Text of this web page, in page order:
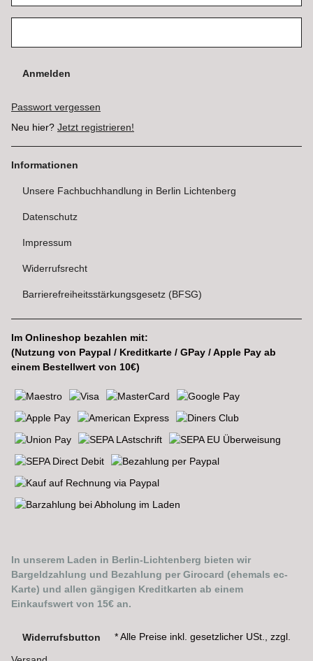
Anmelden
Passwort vergessen
Neu hier? Jetzt registrieren!
Informationen
Unsere Fachbuchhandlung in Berlin Lichtenberg
Datenschutz
Impressum
Widerrufsrecht
Barrierefreiheitsstärkungsgesetz (BFSG)
Im Onlineshop bezahlen mit:
(Nutzung von Paypal / Kreditkarte / GPay / Apple Pay ab
einem Bestellwert von 10€)
In unserem Laden in Berlin-Lichtenberg bieten wir
Bargeldzahlung und Bezahlung per Girocard (ehemals ec-
Karte) und allen gängigen Kreditkarten ab einem
Einkaufswert von 15€ an.
Widerrufsbutton * Alle Preise inkl. gesetzlicher USt., zzgl.